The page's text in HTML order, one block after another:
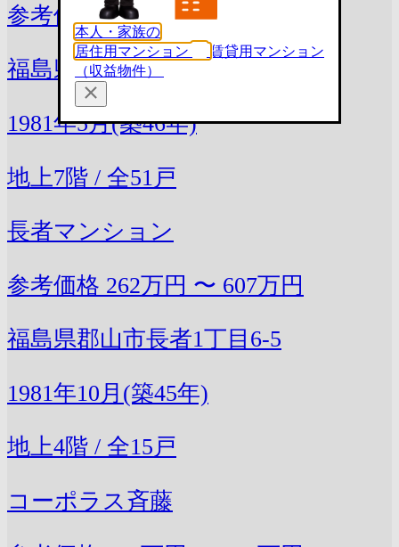
参考価格246万円 〜 305万円
福島県郡山市虎丸町2-3
1981年5月(築46年)
地上7階 / 全51戸
長者マンション
参考価格 262万円 〜 607万円
福島県郡山市長者1丁目6-5
1981年10月(築45年)
地上4階 / 全15戸
コーポラス斉藤
本人・家族の
居住用マンション
賃貸用マンション
（収益物件）